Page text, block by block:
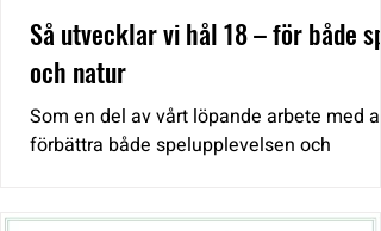
Så utvecklar vi hål 18 – för både
och natur
Som en del av vårt löpande arbete med att
förbättra både spelupplevelsen och